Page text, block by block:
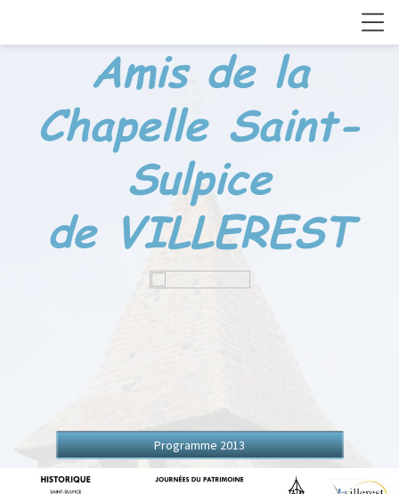
Amis de la
Chapelle Saint-
Sulpice
de VILLEREST
Programme 2013